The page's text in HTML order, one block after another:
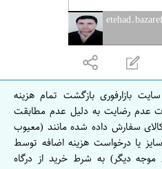
ص
ف
ه
ا
ن
ا
ص
ف
ه
بازارفوری بازگشت تمام هزینه
عدم رضایت به دلیل عدم مطابقت
سفارش داده شده مانند (معیوب
یا درخواست هزینه اضافه توسط
دیگر) به شرط خرید از درگاه